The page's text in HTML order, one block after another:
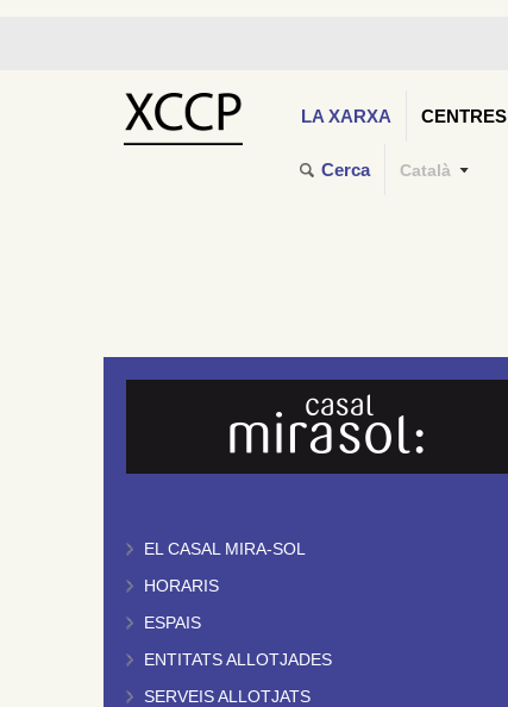
LA XARXA CENTRES
Cerca Català
EL CASAL MIRA-SOL
HORARIS
ESPAIS
ENTITATS ALLOTJADES
SERVEIS ALLOTJATS